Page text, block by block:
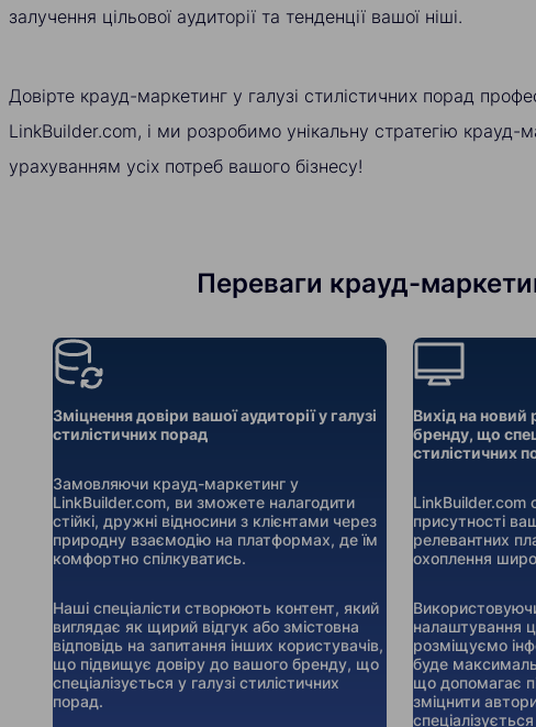
залучення цільової аудиторії та тенденції вашої ніші.
Довірте крауд-маркетинг у галузі стилістичних порад
LinkBuilder.com, і ми розробимо унікальну стратегію крауд-
урахуванням усіх потреб вашого бізнесу!
Переваги крауд-
Зміцнення довіри вашої аудиторії у галузі
стилістичних порад
Замовляючи крауд-маркетинг у
LinkBuilder.com, ви зможете налагодити
стійкі, дружні відносини з клієнтами через
природну взаємодію на платформах, де їм
комфортно спілкуватись.
Наші спеціалісти створюють контент, який
виглядає як щирий відгук або змістовна
відповідь на запитання інших користувачів,
що підвищує довіру до вашого бренду, що
спеціалізується у галузі стилістичних
порад.
Вихід на новий
бренду, що
стилістичних
LinkBuilder.com
присутності
релевантних
охоплення
налаштування
розміщуємо
буде
що допомагає
зміцнити